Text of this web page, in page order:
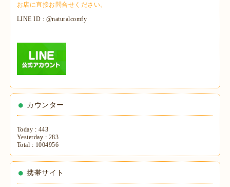
お店に直接お問合せください。
LINE ID : @naturalcomfy
カウンター
Today : 443
Yesterday : 283
Total : 1004956
携帯サイト